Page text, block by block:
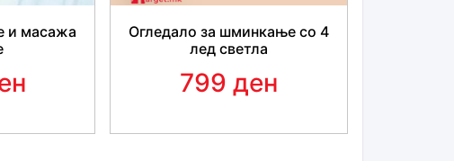
и масажа
Огледало за шминкање со 4
лед светла
799 ден